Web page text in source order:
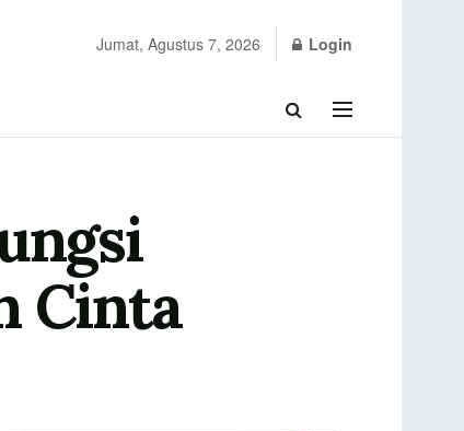
Jumat, Agustus 7, 2026 Login
Cinta